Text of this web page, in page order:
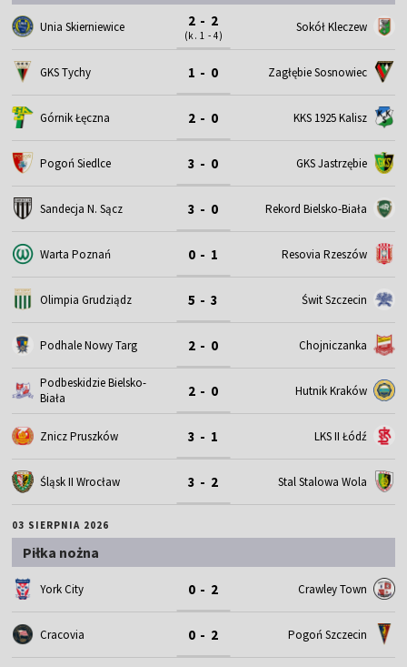
Unia Skierniewice 2 - 2
(k. 1 - 4)
Sokół Kleczew
GKS Tychy 1 - 0 Zagłębie Sosnowiec
Górnik Łęczna 2 - 0 KKS 1925 Kalisz
Pogoń Siedlce 3 - 0 GKS Jastrzębie
Sandecja N. Sącz 3 - 0 Rekord Bielsko-Biała
Warta Poznań 0 - 1 Resovia Rzeszów
Olimpia Grudziądz 5 - 3 Świt Szczecin
Podhale Nowy Targ 2 - 0 Chojniczanka
Podbeskidzie Bielsko-
Biała
2 - 0 Hutnik Kraków
Znicz Pruszków 3 - 1 LKS II Łódź
Śląsk II Wrocław 3 - 2 Stal Stalowa Wola
03 SIERPNIA 2026
Piłka nożna
York City 0 - 2 Crawley Town
Cracovia 0 - 2 Pogoń Szczecin